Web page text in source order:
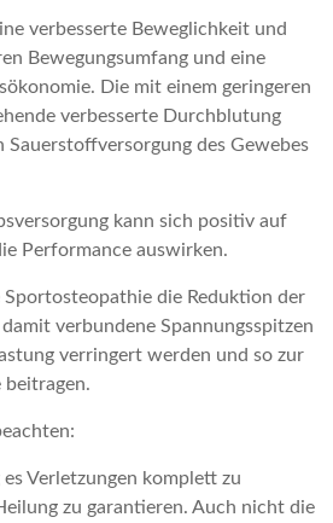
verbesserte Beweglichkeit und
Bewegungsumfang und eine
Die mit einem geringeren
verbesserte Durchblutung
Sauerstoffversorgung des Gewebes
kann sich positiv auf
Performance auswirken.
Sportosteopathie die Reduktion der
verbundene Spannungsspitzen
verringert werden und so zur
beitragen.
es Verletzungen komplett zu
zu garantieren. Auch nicht die